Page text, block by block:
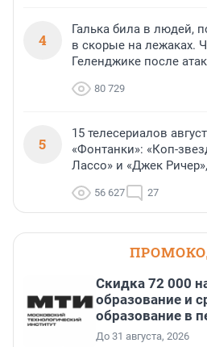
4
Галька била в людей,
в скорые на лежаках.
Геленджике после
80 729
5
15 телесериалов
«Фонтанки»: «Коп-
Лассо» и «Джек
56 627 27
Скидка 72 000
образование и
образование в
До 31 августа, 2026